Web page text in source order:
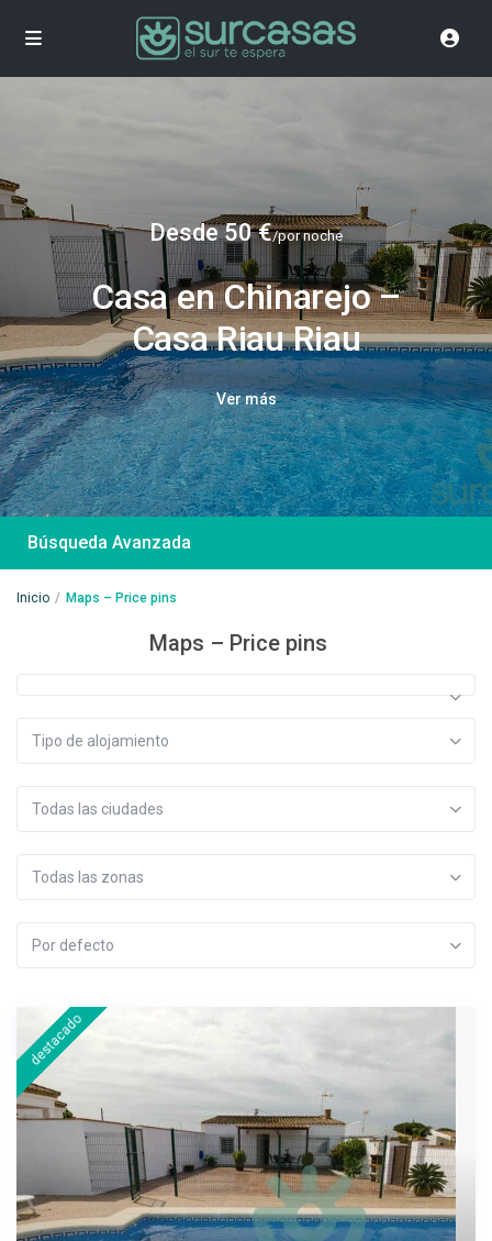
Desde 50 €/por noche
Casa en Chinarejo –
Casa Riau Riau
Ver más
Desde 85 €/por noche
Casa Irene – Casa en
El Colorado
Desde 65 €/por noche
Chalet en Chinarejo –
Casa Miki II
Búsqueda Avanzada
Inicio Maps – Price pins
Maps – Price pins
Tipo de alojamiento
Todas las ciudades
Todas las zonas
Por defecto
destacado